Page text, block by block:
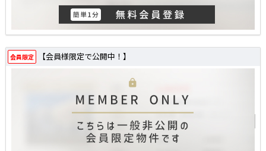
会員限定 【会員様限定で公開中！】